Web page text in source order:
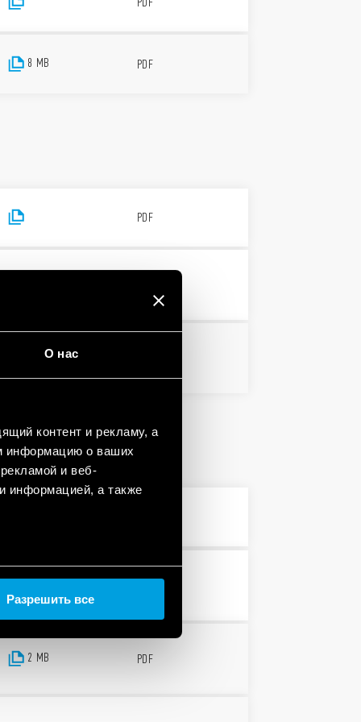
О нас
контент и рекламу, а
информацию о ваших
и веб-
информацией, а также
Разрешить все
8 MB PDF
PDF
2 MB PDF